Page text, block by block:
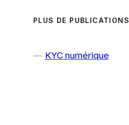
PLUS DE PUBLICATIONS
KYC numérique